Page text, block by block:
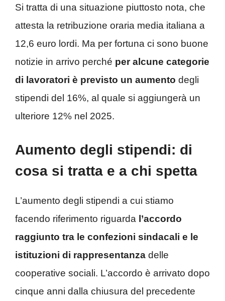
Si tratta di una situazione piuttosto nota, che
attesta la retribuzione oraria media italiana a
12,6 euro lordi. Ma per fortuna ci sono buone
notizie in arrivo perché per alcune categorie
di lavoratori è previsto un aumento degli
stipendi del 16%, al quale si aggiungerà un
ulteriore 12% nel 2025.
Aumento degli stipendi: di
cosa si tratta e a chi spetta
L’aumento degli stipendi a cui stiamo
facendo riferimento riguarda l’accordo
raggiunto tra le confezioni sindacali e le
istituzioni di rappresentanza delle
cooperative sociali. L’accordo è arrivato dopo
cinque anni dalla chiusura del precedente